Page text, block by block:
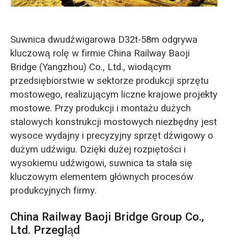
Suwnica dwudźwigarowa D32t-58m odgrywa
kluczową rolę w firmie China Railway Baoji
Bridge (Yangzhou) Co., Ltd., wiodącym
przedsiębiorstwie w sektorze produkcji sprzętu
mostowego, realizującym liczne krajowe projekty
mostowe. Przy produkcji i montażu dużych
stalowych konstrukcji mostowych niezbędny jest
wysoce wydajny i precyzyjny sprzęt dźwigowy o
dużym udźwigu. Dzięki dużej rozpiętości i
wysokiemu udźwigowi, suwnica ta stała się
kluczowym elementem głównych procesów
produkcyjnych firmy.
China Railway Baoji Bridge Group Co.,
Ltd. Przegląd